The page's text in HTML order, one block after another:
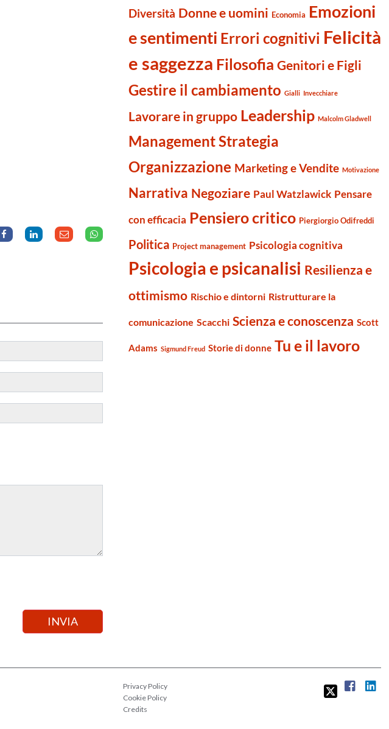
Diversità Donne e uomini Economia Emozioni
e sentimenti Errori cognitivi Felicità
e saggezza Filosofia Genitori e Figli
Gestire il cambiamento Gialli Invecchiare
Lavorare in gruppo Leadership Malcolm Gladwell
Management Strategia
Organizzazione Marketing e Vendite Motivazione
Narrativa Negoziare Paul Watzlawick Pensare
con efficacia Pensiero critico Piergiorgio Odifreddi
Politica Project management Psicologia cognitiva
Psicologia e psicanalisi Resilienza e
ottimismo Rischio e dintorni Ristrutturare la
comunicazione Scacchi Scienza e conoscenza Scott
Adams Sigmund Freud Storie di donne Tu e il lavoro
Privacy Policy
Cookie Policy
Credits